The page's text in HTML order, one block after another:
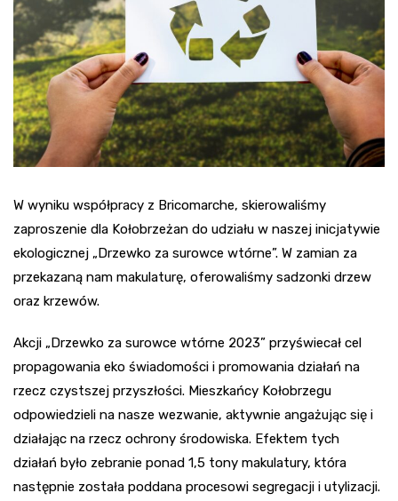
W wyniku współpracy z Bricomarche, skierowaliśmy
zaproszenie dla Kołobrzeżan do udziału w naszej inicjatywie
ekologicznej „Drzewko za surowce wtórne”. W zamian za
przekazaną nam makulaturę, oferowaliśmy sadzonki drzew
oraz krzewów.
Akcji „Drzewko za surowce wtórne 2023” przyświecał cel
propagowania eko świadomości i promowania działań na
rzecz czystszej przyszłości. Mieszkańcy Kołobrzegu
odpowiedzieli na nasze wezwanie, aktywnie angażując się i
działając na rzecz ochrony środowiska. Efektem tych
działań było zebranie ponad 1,5 tony makulatury, która
następnie została poddana procesowi segregacji i utylizacji.